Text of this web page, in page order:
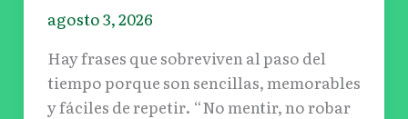
agosto 3, 2026
Hay frases que sobreviven al paso del
tiempo porque son sencillas, memorables
y fáciles de repetir. “No mentir, no robar
llama
a
no
mentir